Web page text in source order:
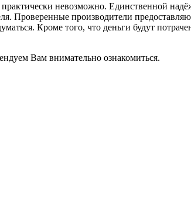
невозможно. Единственной
Проверенные производители
Кроме того, что деньги будут
Вам внимательно ознакомиться.